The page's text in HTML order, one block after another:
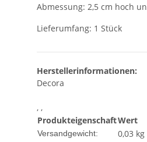
Abmessung: 2,5 cm hoch
Lieferumfang: 1 Stück
Herstellerinformationen:
Decora
, ,
ProdukteigenschaftWert
Versandgewicht: 0,03 kg